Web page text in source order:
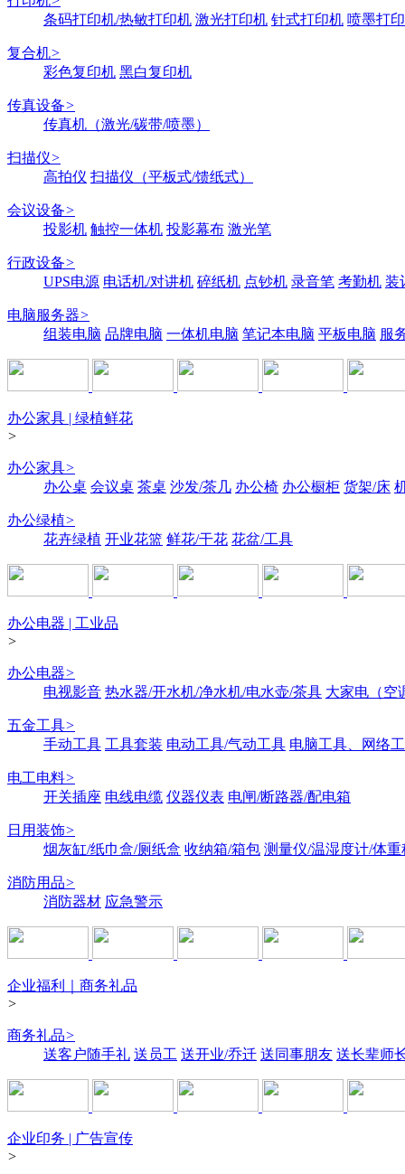
条码打印机/热敏打印机 激光打印机 针式打印机 喷墨打
复合机>
彩色复印机 黑白复印机
传真设备>
传真机（激光/碳带/喷墨）
扫描仪>
高拍仪 扫描仪（平板式/馈纸式）
会议设备>
投影机 触控一体机 投影幕布 激光笔
行政设备>
UPS电源 电话机/对讲机 碎纸机 点钞机 录音笔 考勤机 装
电脑服务器>
组装电脑 品牌电脑 一体机电脑 笔记本电脑 平板电脑 服
办公家具 | 绿植鲜花
>
办公家具>
办公桌 会议桌 茶桌 沙发/茶几 办公椅 办公橱柜 货架/床
办公绿植>
花卉绿植 开业花篮 鲜花/干花 花盆/工具
办公电器 | 工业品
>
办公电器>
电视影音 热水器/开水机/净水机/电水壶/茶具 大家电（空
五金工具>
手动工具 工具套装 电动工具/气动工具 电脑工具、网络
电工电料>
开关插座 电线电缆 仪器仪表 电闸/断路器/配电箱
日用装饰>
烟灰缸/纸巾盒/厕纸盒 收纳箱/箱包 测量仪/温湿度计/体重
消防用品>
消防器材 应急警示
企业福利｜商务礼品
>
商务礼品>
送客户随手礼 送员工 送开业/乔迁 送同事朋友 送长辈师
企业印务 | 广告宣传
>